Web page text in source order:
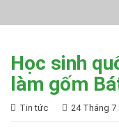
Học sinh
làm gốm
Tin tức 24 Tháng 7